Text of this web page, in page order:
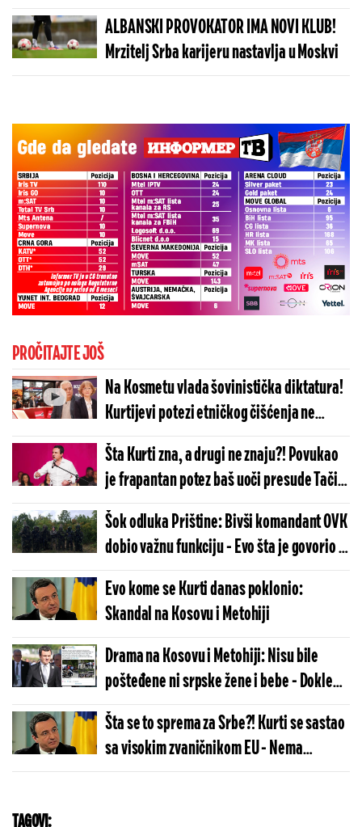
brutalnu poruku
ALBANSKI PROVOKATOR IMA NOVI KLUB!
Mrzitelj Srba karijeru nastavlja u Moskvi
PROČITAJTE JOŠ
Na Kosmetu vlada šovinistička diktatura!
Kurtijevi potezi etničkog čišćenja ne
nailaze ni na kakvu osudu! (VIDEO)
Šta Kurti zna, a drugi ne znaju?! Povukao
je frapantan potez baš uoči presude Tačiju
u Hagu
Šok odluka Prištine: Bivši komandant OVK
dobio važnu funkciju - Evo šta je govorio o
Srbima
Evo kome se Kurti danas poklonio:
Skandal na Kosovu i Metohiji
Drama na Kosovu i Metohiji: Nisu bile
pošteđene ni srpske žene i bebe - Dokle
više?!
Šta se to sprema za Srbe?! Kurti se sastao
sa visokim zvaničnikom EU - Nema
povratka...
TAGOVI: